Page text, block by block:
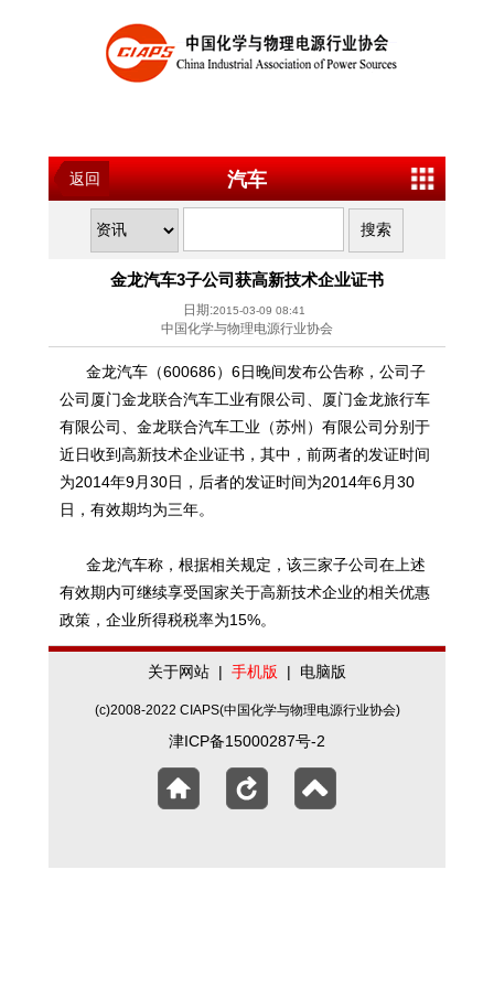
返回 汽车
金龙汽车3子公司获高新技术企业证书
日期:2015-03-09 08:41
中国化学与物理电源行业协会
金龙汽车（600686）6日晚间发布公告称，公司子
公司厦门金龙联合汽车工业有限公司、厦门金龙旅行车
有限公司、金龙联合汽车工业（苏州）有限公司分别于
近日收到高新技术企业证书，其中，前两者的发证时间
为2014年9月30日，后者的发证时间为2014年6月30
日，有效期均为三年。
金龙汽车称，根据相关规定，该三家子公司在上述
有效期内可继续享受国家关于高新技术企业的相关优惠
政策，企业所得税税率为15%。
关于网站 | 手机版 | 电脑版
(c)2008-2022 CIAPS(中国化学与物理电源行业协会)
津ICP备15000287号-2